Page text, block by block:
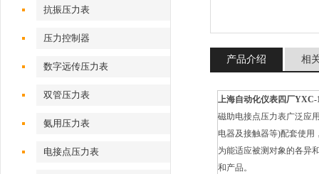
抗振压力表
压力控制器
数字远传压力表
双管压力表
氨用压力表
电接点压力表
产品介绍 相
上海自动化仪表四厂
磁助电接点压力表广泛应
电器及接触器等)配套使用
为能适应被测对象的各异
和产品。